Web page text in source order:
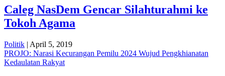
Caleg NasDem Gencar Silahturahmi ke
Tokoh Agama
Politik | April 5, 2019
PROJO: Narasi Kecurangan Pemilu 2024 Wujud Pengkhianatan
Kedaulatan Rakyat